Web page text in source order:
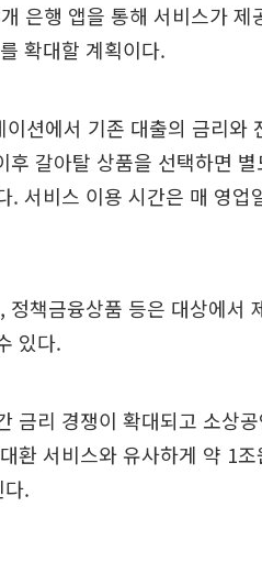
은행 앱을 통해 서비스가 제
확대할 계획이다.
션에서 기존 대출의 금리와
갈아탈 상품을 선택하면
서비스 이용 시간은 매 영업
책금융상품 등은 대상에서
있다.
금리 경쟁이 확대되고 소상
환 서비스와 유사하게 약 1
.